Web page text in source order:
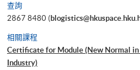
查詢
2867 8480 (
相關課程
Certificate for Module (New Normal in
Industry)